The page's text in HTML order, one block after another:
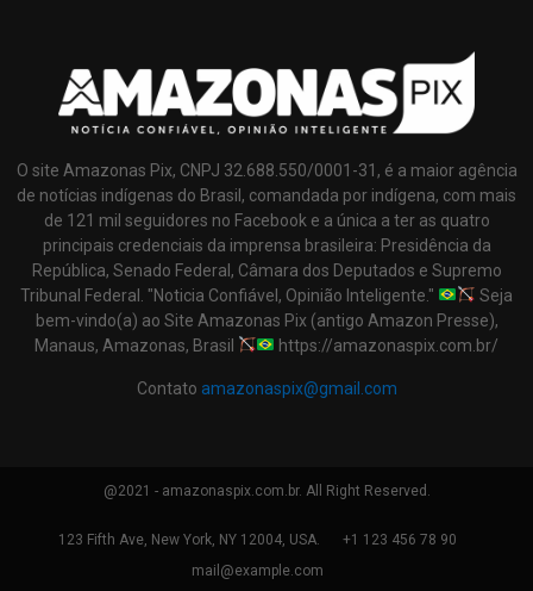
O site Amazonas Pix, CNPJ 32.688.550/0001-31, é a maior agência
de notícias indígenas do Brasil, comandada por indígena, com mais
de 121 mil seguidores no Facebook e a única a ter as quatro
principais credenciais da imprensa brasileira: Presidência da
República, Senado Federal, Câmara dos Deputados e Supremo
Tribunal Federal. "Noticia Confiável, Opinião Inteligente."
Seja
bem-vindo(a) ao Site Amazonas Pix (antigo Amazon Presse),
Manaus, Amazonas, Brasil
https://amazonaspix.com.br/
Contato amazonaspix@gmail.com
@2021 - amazonaspix.com.br. All Right Reserved.
123 Fifth Ave, New York, NY 12004, USA.
+1 123 456 78 90
mail@example.com